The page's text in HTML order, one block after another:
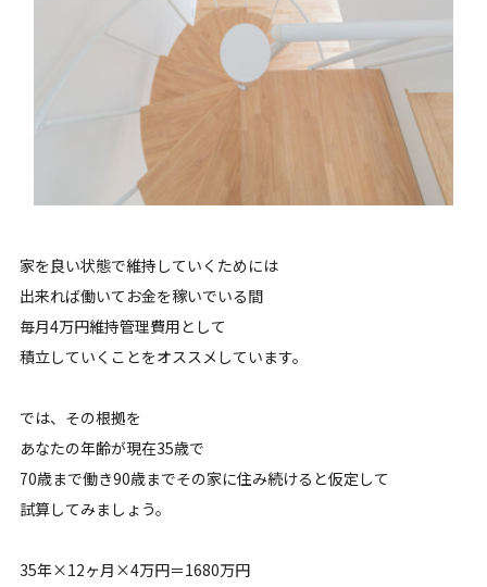
家を良い状態で維持していくためには
出来れば働いてお金を稼いでいる間
毎月4万円維持管理費用として
積立していくことをオススメしています。
では、その根拠を
あなたの年齢が現在35歳で
70歳まで働き90歳までその家に住み続けると仮定して
試算してみましょう。
35年×12ヶ月×4万円＝1680万円